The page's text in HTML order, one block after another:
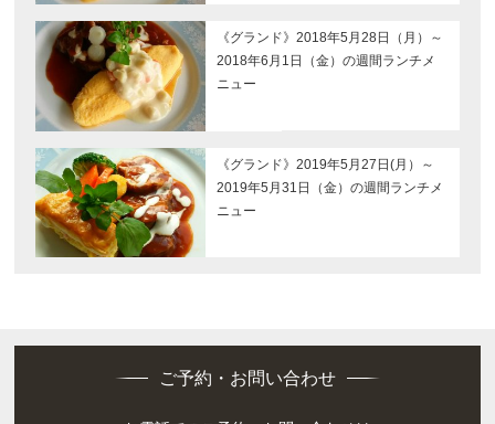
《グランド》2018年5月28日（月）～
2018年6月1日（金）の週間ランチメ
ニュー
《グランド》2019年5月27日(月）～
2019年5月31日（金）の週間ランチメ
ニュー
ご予約・お問い合わせ